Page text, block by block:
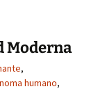
Moderna
,
humano,